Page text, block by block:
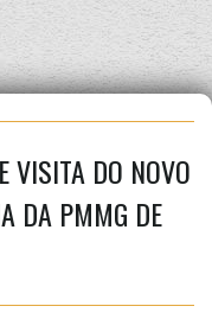
VISITA DO NOVO
DA PMMG DE